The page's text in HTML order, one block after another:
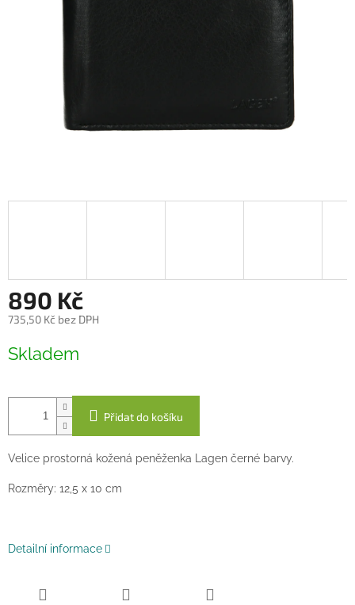
890 Kč
735,50 Kč bez DPH
cena:
Skladem
Přidat do košíku
Velice prostorná kožená peněženka Lagen černé barvy.
Rozměry: 12,5 x 10 cm
Detailní informace